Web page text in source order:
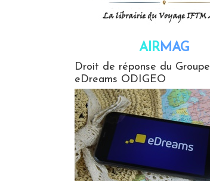
AIRMAG
Droit de réponse du Groupe
eDreams ODIGEO